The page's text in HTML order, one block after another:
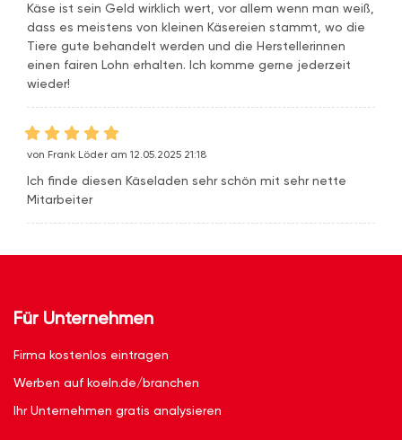
Käse ist sein Geld wirklich wert, vor allem wenn man weiß,
dass es meistens von kleinen Käsereien stammt, wo die
Tiere gute behandelt werden und die Herstellerinnen
einen fairen Lohn erhalten. Ich komme gerne jederzeit
wieder!
von Frank Löder am 12.05.2025 21:18
Ich finde diesen Käseladen sehr schön mit sehr nette
Mitarbeiter
Für Unternehmen
Firma kostenlos eintragen
Werben auf koeln.de/branchen
Ihr Unternehmen gratis analysieren